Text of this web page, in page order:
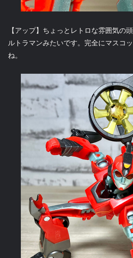
【アップ】ちょっとレトロな雰囲気の
ルトラマンみたいです。完全にマスコ
ね。